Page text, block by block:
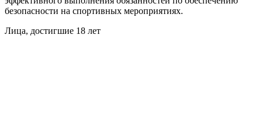
безопасности на спортивных мероприятиях.
Лица, достигшие 18 лет